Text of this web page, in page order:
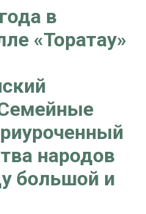
в
«Торатау»
народов
большой и